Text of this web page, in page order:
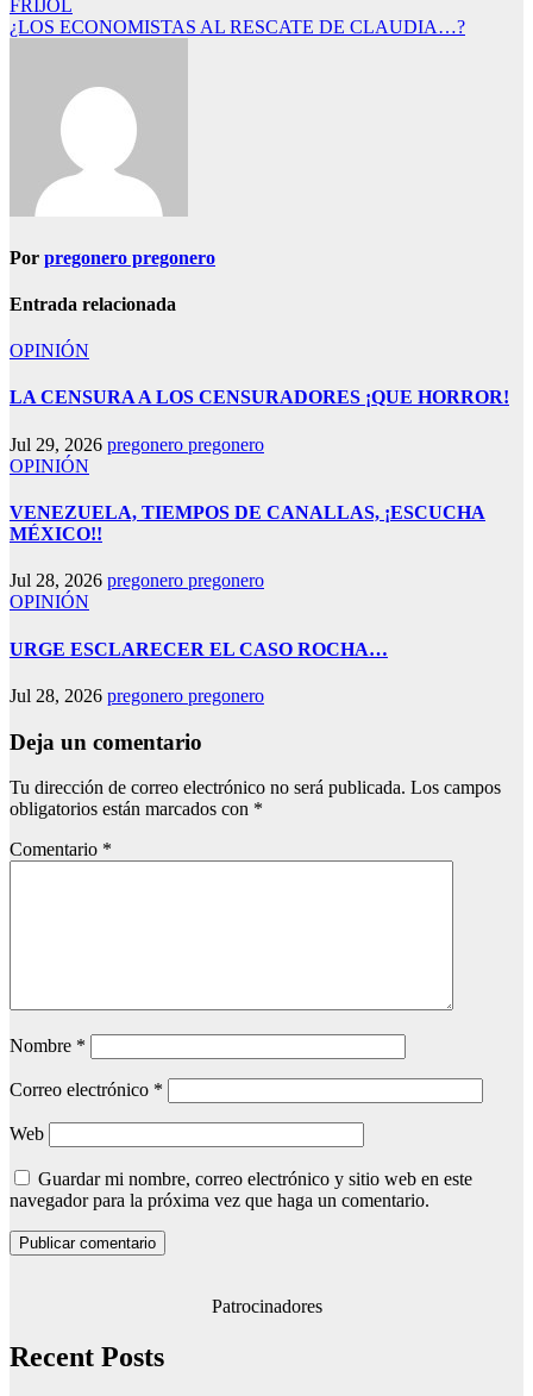
de
FRIJOL
¿LOS ECONOMISTAS AL RESCATE DE CLAUDIA…?
Por pregonero pregonero
Entrada relacionada
OPINIÓN
LA CENSURA A LOS CENSURADORES ¡QUE HORROR!
Jul 29, 2026 pregonero pregonero
OPINIÓN
VENEZUELA, TIEMPOS DE CANALLAS, ¡ESCUCHA
MÉXICO!!
Jul 28, 2026 pregonero pregonero
OPINIÓN
URGE ESCLARECER EL CASO ROCHA…
Jul 28, 2026 pregonero pregonero
Deja un comentario
Tu dirección de correo electrónico no será publicada. Los campos
obligatorios están marcados con *
Comentario *
Nombre *
Correo electrónico *
Web
Guardar mi nombre, correo electrónico y sitio web en este
navegador para la próxima vez que haga un comentario.
Patrocinadores
Recent Posts